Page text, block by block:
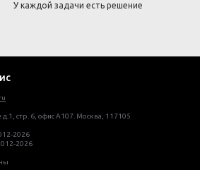
У каждой задачи есть решение
стр. 6, офис А107. Москва, 117105
2026
2026